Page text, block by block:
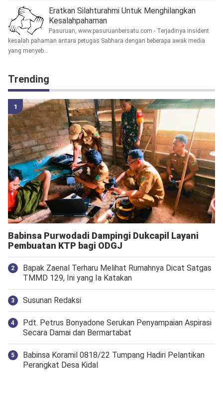
Eratkan Silahturahmi Untuk Menghilangkan
Kesalahpahaman
Pasuruan, www.pasuruanbersatu.com - Terjadinya insident
kesalah pahaman antara petugas Sabhara dengan beberapa awak media
yang menyeb...
Trending
Babinsa Purwodadi Dampingi Dukcapil Layani
Pembuatan KTP bagi ODGJ
Bapak Zaenal Terharu Melihat Rumahnya Dicat Satgas
TMMD 129, Ini yang Ia Katakan
Susunan Redaksi
Pdt. Petrus Bonyadone Serukan Penyampaian Aspirasi
Secara Damai dan Bermartabat
Babinsa Koramil 0818/22 Tumpang Hadiri Pelantikan
Perangkat Desa Kidal